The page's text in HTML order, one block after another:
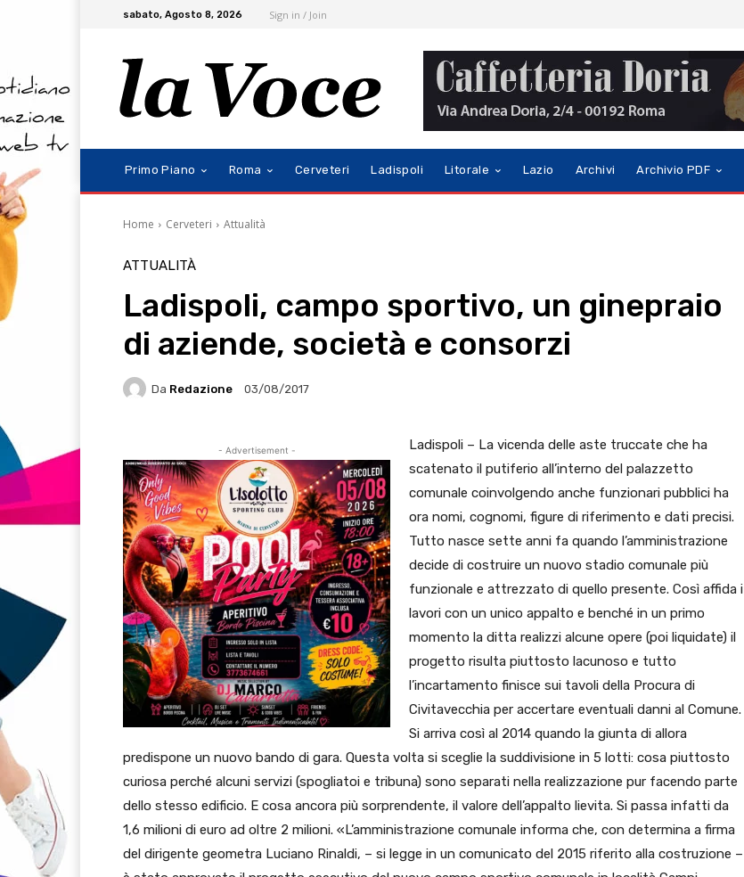
sabato, Agosto 8, 2026 Sign in / Join
Primo Piano Roma Cerveteri Ladispoli Litorale Lazio Archivi Archivio PDF
Home Cerveteri Attualità
ATTUALITÀ
Ladispoli, campo sportivo, un ginepraio
di aziende, società e consorzi
Da Redazione 03/08/2017
- Advertisement -
Ladispoli – La vicenda delle aste truccate che ha
scatenato il putiferio all’interno del palazzetto
comunale coinvolgendo anche funzionari pubblici ha
ora nomi, cognomi, figure di riferimento e dati precisi.
Tutto nasce sette anni fa quando l’amministrazione
decide di costruire un nuovo stadio comunale più
funzionale e attrezzato di quello presente. Così affida i
lavori con un unico appalto e benché in un primo
momento la ditta realizzi alcune opere (poi liquidate) il
progetto risulta piuttosto lacunoso e tutto
l’incartamento finisce sui tavoli della Procura di
Civitavecchia per accertare eventuali danni al Comune.
Si arriva così al 2014 quando la giunta di allora
predispone un nuovo bando di gara. Questa volta si sceglie la suddivisione in 5 lotti: cosa piuttosto
curiosa perché alcuni servizi (spogliatoi e tribuna) sono separati nella realizzazione pur facendo parte
dello stesso edificio. E cosa ancora più sorprendente, il valore dell’appalto lievita. Si passa infatti da
1,6 milioni di euro ad oltre 2 milioni. «L’amministrazione comunale informa che, con determina a firma
del dirigente geometra Luciano Rinaldi, – si legge in un comunicato del 2015 riferito alla costruzione –